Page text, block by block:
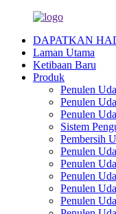
DAPATKAN
Laman Utama
Ketibaan Baru
Produk
Penulen
Penulen
Penulen
Sistem
Pembersih
Penulen
Penulen
Penulen
Penulen
Penulen